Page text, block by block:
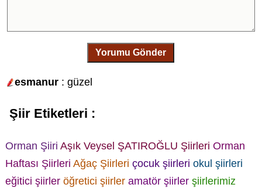
Yorumu Gönder
esmanur: güzel
Şiir Etiketleri :
Orman Şiiri Aşık Veysel ŞATIROĞLU Şiirleri Orman
Haftası Şiirleri Ağaç Şiirleri çocuk şiirleri okul şiirleri
eğitici şiirler öğretici şiirler amatör şiirler şiirlerimiz